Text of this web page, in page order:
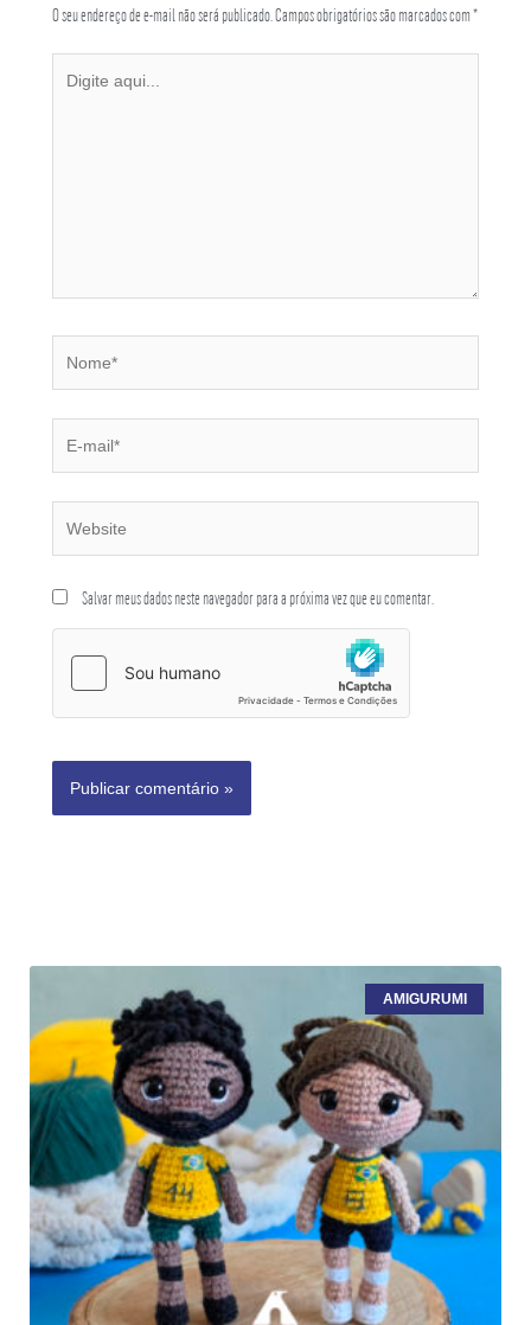
O seu endereço de e-mail não será publicado. Campos obrigatórios são marcados com*
Salvar meus dados neste navegador para a próxima vez que eu comentar.
AMIGURUMI